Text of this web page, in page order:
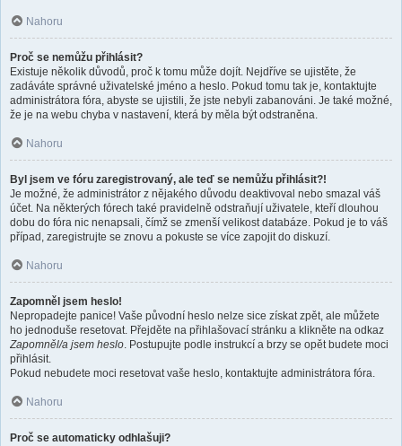
Nahoru
Proč se nemůžu přihlásit?
Existuje několik důvodů, proč k tomu může dojít. Nejdříve se ujistěte, že
zadáváte správné uživatelské jméno a heslo. Pokud tomu tak je, kontaktujte
administrátora fóra, abyste se ujistili, že jste nebyli zabanováni. Je také možné,
že je na webu chyba v nastavení, která by měla být odstraněna.
Nahoru
Byl jsem ve fóru zaregistrovaný, ale teď se nemůžu přihlásit?!
Je možné, že administrátor z nějakého důvodu deaktivoval nebo smazal váš
účet. Na některých fórech také pravidelně odstraňují uživatele, kteří dlouhou
dobu do fóra nic nenapsali, čímž se zmenší velikost databáze. Pokud je to váš
případ, zaregistrujte se znovu a pokuste se více zapojit do diskuzí.
Nahoru
Zapomněl jsem heslo!
Nepropadejte panice! Vaše původní heslo nelze sice získat zpět, ale můžete
ho jednoduše resetovat. Přejděte na přihlašovací stránku a klikněte na odkaz
Zapomněl/a jsem heslo . Postupujte podle instrukcí a brzy se opět budete moci
přihlásit.
Pokud nebudete moci resetovat vaše heslo, kontaktujte administrátora fóra.
Nahoru
Proč se automaticky odhlašuji?